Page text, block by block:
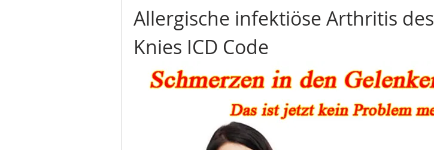
Allergische infektiöse Arthritis des
Knies ICD Code